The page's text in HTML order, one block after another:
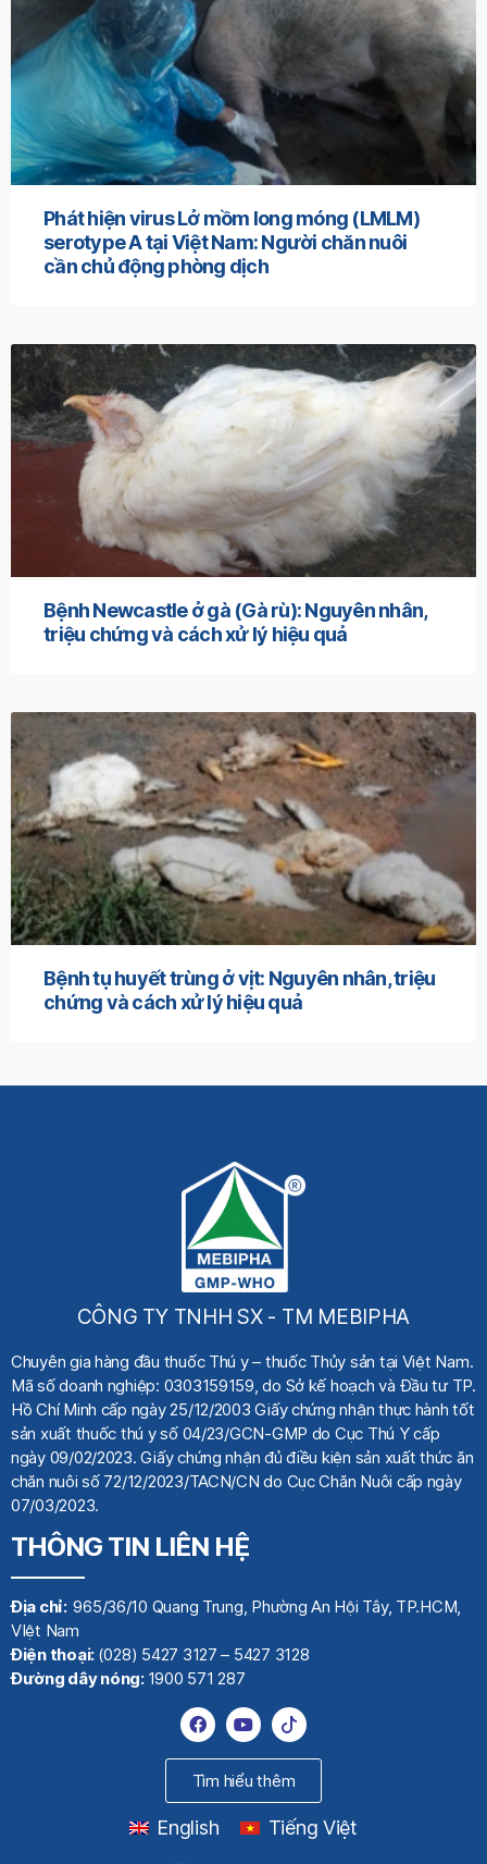
Phát hiện virus Lở mồm long móng (LMLM)
serotype A tại Việt Nam: Người chăn nuôi
cần chủ động phòng dịch
Bệnh Newcastle ở gà (Gà rù): Nguyên nhân,
triệu chứng và cách xử lý hiệu quả
Bệnh tụ huyết trùng ở vịt: Nguyên nhân, triệu
chứng và cách xử lý hiệu quả
CÔNG TY TNHH SX - TM MEBIPHA
Chuyên gia hàng đầu thuốc Thú y– thuốc Thủy sản tại Việt Nam.
Mã số doanh nghiệp: 0303159159, do Sở kế hoạch và Đầu tư TP.
Hồ Chí Minh cấp ngày 25/12/2003 Giấy chứng nhận thực hành tốt
sản xuất thuốc thú y số 04/23/GCN-GMP do Cục Thú Y cấp
ngày 09/02/2023. Giấy chứng nhận đủ điều kiện sản xuất thức ăn
chăn nuôi số 72/12/2023/TACN/CN do Cục Chăn Nuôi cấp ngày
07/03/2023.
THÔNG TIN LIÊN HỆ
Địa chỉ:965/36/10 Quang Trung, Phường An Hội Tây, TP.HCM,
VIệt Nam
Điện thoại: (028) 5427 3127 – 5427 3128
Đường dây nóng: 1900 571 287
Tìm hiểu thêm
English Tiếng Việt